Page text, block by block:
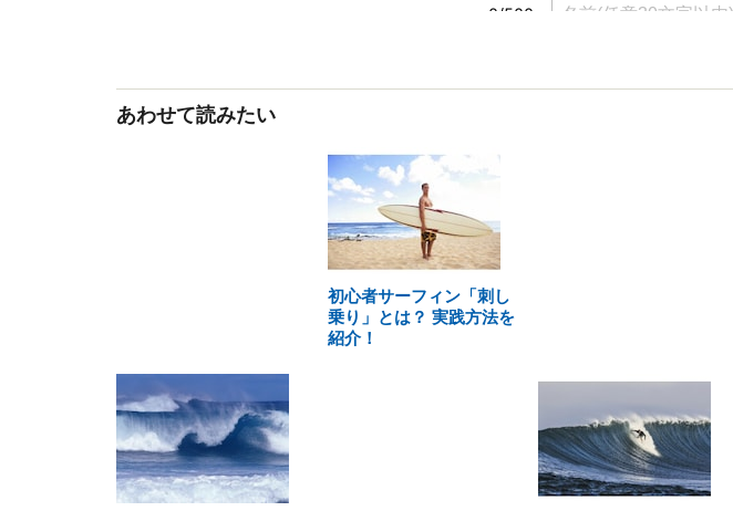
あわせて読みたい
初心者サーフィン「刺し
乗り」とは？ 実践方法を
紹介！